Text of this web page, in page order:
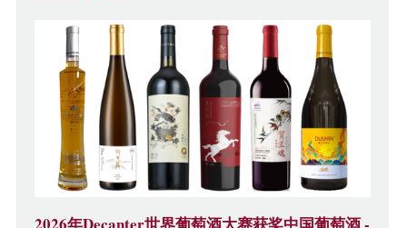
2026年Decanter世界葡萄酒大赛获奖中国葡萄酒 -